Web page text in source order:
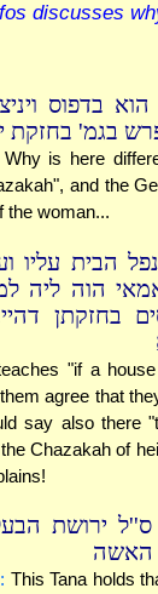
discusses
בדפוס
בגמ' בחזקת
Why is here
and the
the woman...
הבית עליו
הוה ליה
בחזקתן
"if a
agree that
say also there
Chazakah of
ירושת
האשה
This Tana holds